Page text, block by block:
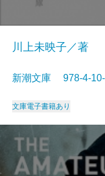
川上未映子／著
新潮文庫 978-4-
文庫電子書籍あり